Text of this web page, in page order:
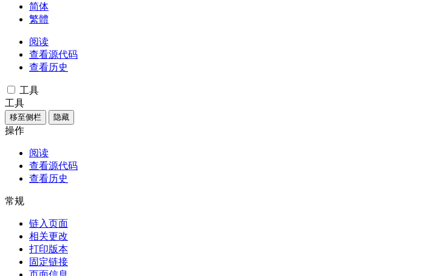
简体
繁體
阅读
查看源代码
查看历史
工具
工具
移至侧栏 隐藏
操作
阅读
查看源代码
查看历史
常规
链入页面
相关更改
打印版本
固定链接